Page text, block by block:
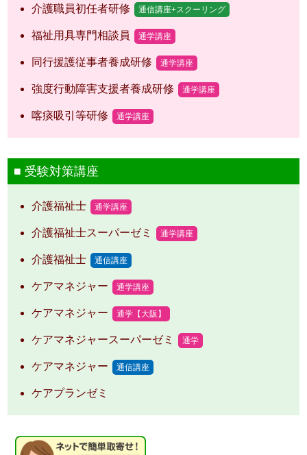
介護職員初任者研修 通信講座+スクーリング
福祉用具専門相談員 通学講座
同行援護従事者養成研修 通学講座
強度行動障害支援者養成研修 通学講座
喀痰吸引等研修 通学講座
受験対策講座
介護福祉士 通学講座
介護福祉士スーパーゼミ 通学講座
介護福祉士 通信講座
ケアマネジャー 通学講座
ケアマネジャー 通学【大阪】
ケアマネジャースーパーゼミ 通学
ケアマネジャー 通信講座
ケアプランゼミ